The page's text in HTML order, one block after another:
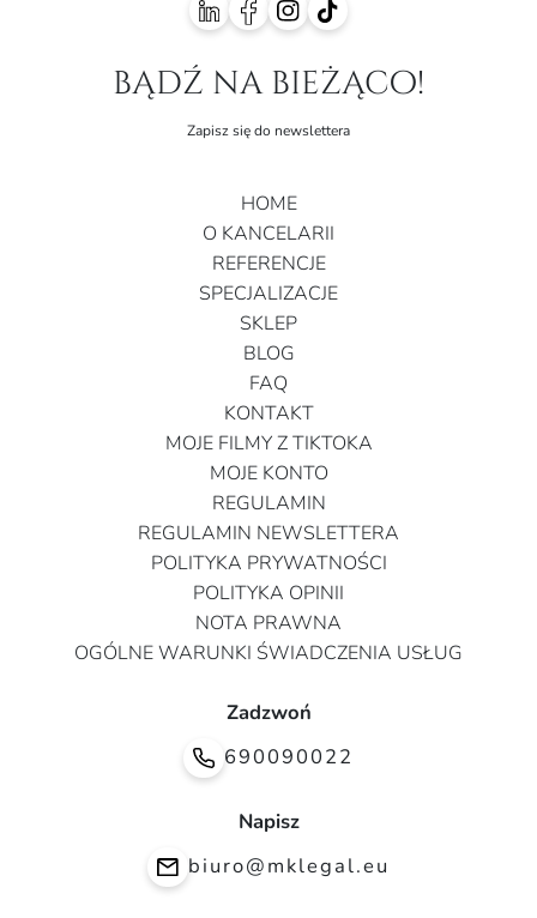
bądź na bieżąco!
Zapisz się do newslettera
HOME
O KANCELARII
REFERENCJE
SPECJALIZACJE
SKLEP
BLOG
FAQ
KONTAKT
MOJE FILMY Z TIKTOKA
MOJE KONTO
REGULAMIN
REGULAMIN NEWSLETTERA
POLITYKA PRYWATNOŚCI
POLITYKA OPINII
NOTA PRAWNA
OGÓLNE WARUNKI ŚWIADCZENIA USŁUG
Zadzwoń
690090022
Napisz
biuro@mklegal.eu